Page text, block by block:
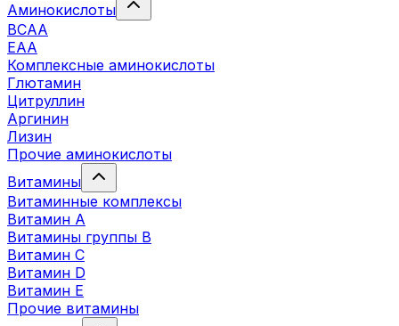
Аминокислоты
BCAA
EAA
Комплексные аминокислоты
Глютамин
Цитруллин
Аргинин
Лизин
Прочие аминокислоты
Витамины
Витаминные комплексы
Витамин А
Витамины группы В
Витамин C
Витамин D
Витамин Е
Прочие витамины